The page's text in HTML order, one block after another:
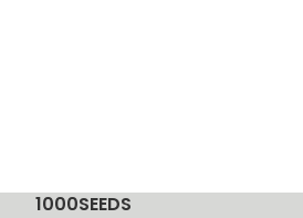
1000SEEDS